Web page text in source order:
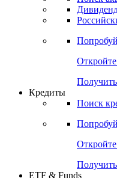
Акции
Поиск
Откройте
Получить
Кредиты
Поиск